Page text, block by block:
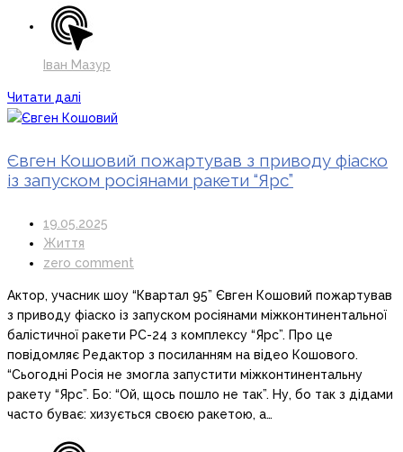
Іван Мазур
Читати далі
Євген Кошовий пожартував з приводу фіаско
із запуском росіянами ракети “Ярс”
19.05.2025
Життя
zero comment
Актор, учасник шоу “Квартал 95” Євген Кошовий пожартував
з приводу фіаско із запуском росіянами міжконтинентальної
балістичної ракети РС-24 з комплексу “Ярс”. Про це
повідомляє Редактор з посиланням на відео Кошового.
“Сьогодні Росія не змогла запустити міжконтинентальну
ракету “Ярс”. Бо: “Ой, щось пошло не так”. Ну, бо так з дідами
часто буває: хизується своєю ракетою, а…